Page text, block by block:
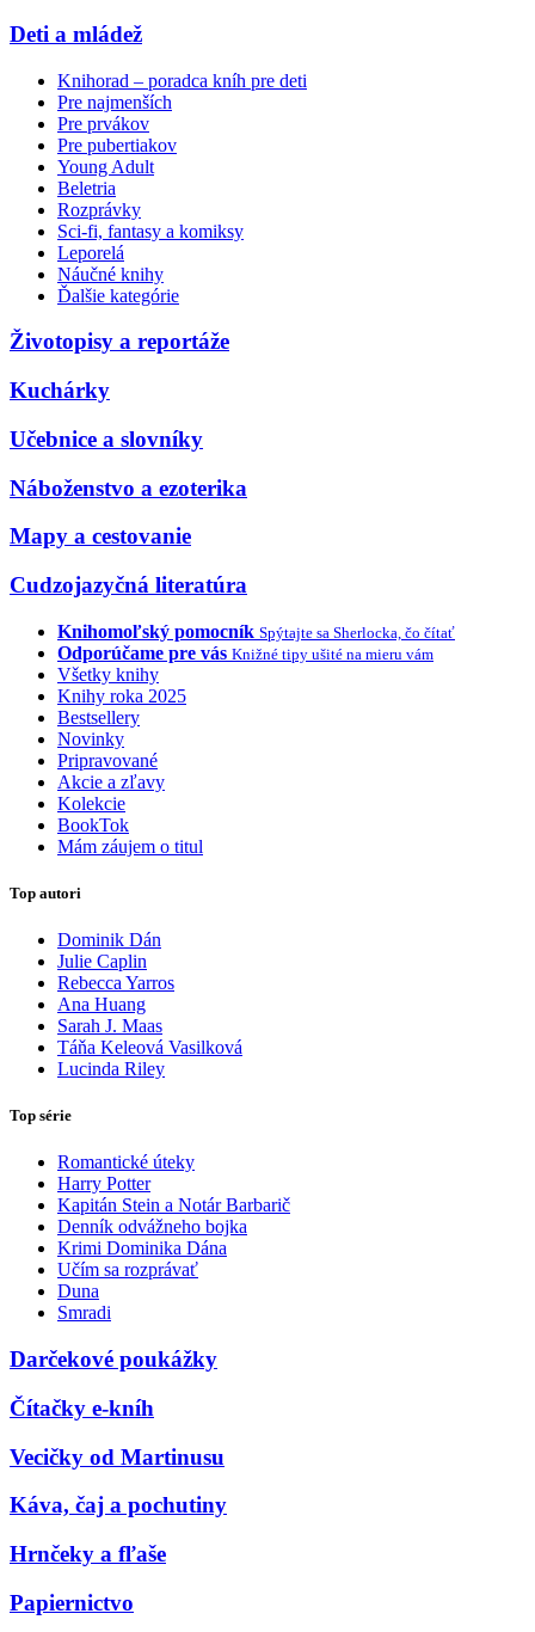
Deti a mládež
Knihorad – poradca kníh pre deti
Pre najmenších
Pre prvákov
Pre pubertiakov
Young Adult
Beletria
Rozprávky
Sci-fi, fantasy a komiksy
Leporelá
Náučné knihy
Ďalšie kategórie
Životopisy a reportáže
Kuchárky
Učebnice a slovníky
Náboženstvo a ezoterika
Mapy a cestovanie
Cudzojazyčná literatúra
Knihomoľský pomocník Spýtajte sa Sherlocka, čo čítať
Odporúčame pre vás Knižné tipy ušité na mieru vám
Všetky knihy
Knihy roka 2025
Bestsellery
Novinky
Pripravované
Akcie a zľavy
Kolekcie
BookTok
Mám záujem o titul
Top autori
Dominik Dán
Julie Caplin
Rebecca Yarros
Ana Huang
Sarah J. Maas
Táňa Keleová Vasilková
Lucinda Riley
Top série
Romantické úteky
Harry Potter
Kapitán Stein a Notár Barbarič
Denník odvážneho bojka
Krimi Dominika Dána
Učím sa rozprávať
Duna
Smradi
Darčekové poukážky
Čítačky e-kníh
Vecičky od Martinusu
Káva, čaj a pochutiny
Hrnčeky a fľaše
Papiernictvo